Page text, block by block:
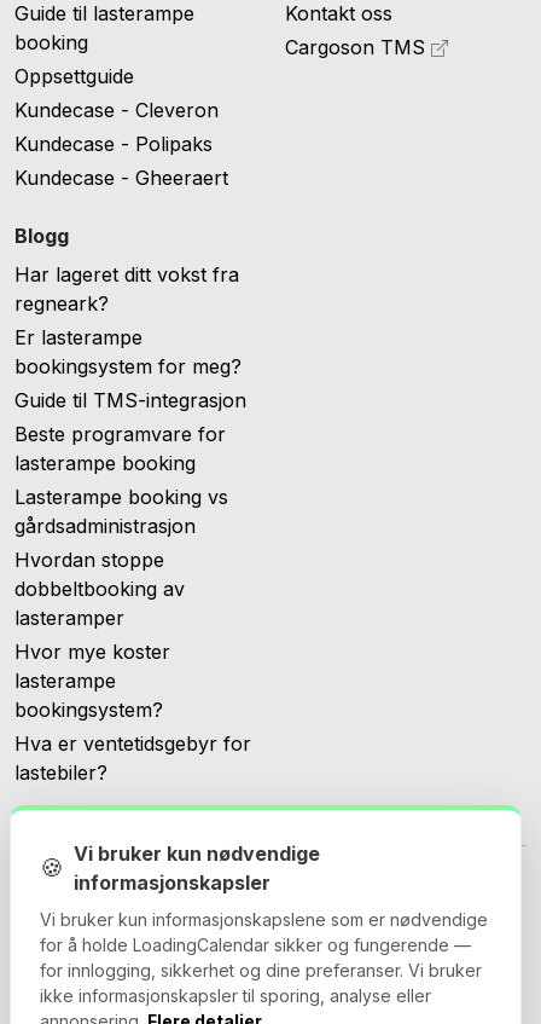
Guide til lasterampe
booking
Oppsettguide
Kundecase - Cleveron
Kundecase - Polipaks
Kundecase - Gheeraert
Blogg
Har lageret ditt vokst fra
regneark?
Er lasterampe
bookingsystem for meg?
Guide til TMS-integrasjon
Beste programvare for
lasterampe booking
Lasterampe booking vs
gårdsadministrasjon
Hvordan stoppe
dobbeltbooking av
lasteramper
Hvor mye koster
lasterampe
bookingsystem?
Hva er ventetidsgebyr for
lastebiler?
Kontakt oss
Cargoson TMS
© 2026 Loadingcalendar.com. Alle rettigheter forbeholdt.
🍪 Vi bruker kun nødvendige
informasjonskapsler
Vi bruker kun informasjonskapslene som er nødvendige
for å holde LoadingCalendar sikker og fungerende —
for innlogging, sikkerhet og dine preferanser. Vi bruker
ikke informasjonskapsler til sporing, analyse eller